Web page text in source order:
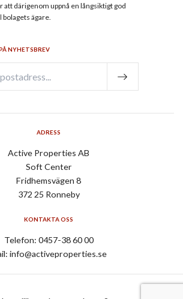
att därigenom uppnå en långsiktigt god
ägare.
NYHETSBREV
ADRESS
Active Properties AB
Soft Center
Fridhemsvägen 8
372 25 Ronneby
KONTAKTA OSS
Telefon: 0457-38 60 00
info@activeproperties.se